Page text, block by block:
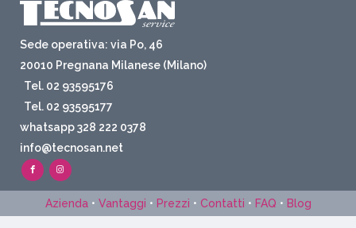
Sede operativa: via Po, 46
20010 Pregnana Milanese (Milano)
Tel. 02 93595176
Tel. 02 93595177
whatsapp 328 222 0378
info@tecnosan.net
Azienda• Vantaggi • Prezzi • Contatti • FAQ • Blog